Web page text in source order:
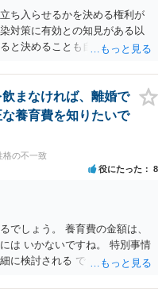
ち入らせるかを決める権利が
対策に有効との知見がある以
と決めることも自由であり、
衆浴場法など各種業法で定め
ていますし、公の施設でもマ
えますが、民間のお店に対し
られます。
まなければ、離婚で
養育費を知りたいで
格の不一致
役にたった 8
でしょう。 養育費の金額は、
は いかないですね。 特別事情
に検討される でしょう。 退職
婚調停の申立てをしないと、